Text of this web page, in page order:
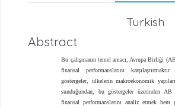
Turkish
Abstract
Bu çalışmanın temel amacı, Avrupa Birliği
finansal performanslarını
göstergeler, ülkelerin makroekonomik
sunduğundan, bu göstergeler üzerinden
finansal performanslarını analiz etmek hem